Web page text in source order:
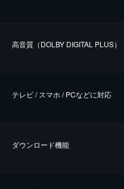
⾼⾳質（DOLBY DIGITAL PLUS）
テレビ / スマホ / PCなどに対応
ダウンロード機能